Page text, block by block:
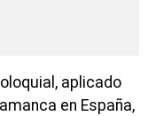
aplicado
en España,